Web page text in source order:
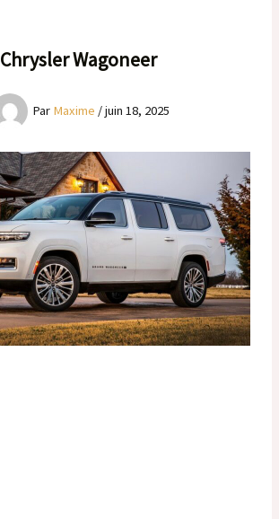
Chrysler Wagoneer
Par Maxime /juin 18, 2025